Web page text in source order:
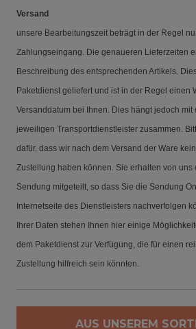
Versand
unsere Bearbeitungszeit beträgt in der Regel
Zahlungseingang. Die genaueren Lieferzeiten
Beschreibung des entsprechenden Artikels.
Paketdienst geliefert und ist in der Regel einen
Versanddatum bei Ihnen. Dies hängt jedoch
jeweiligen Transportdienstleister zusammen.
dafür, dass wir nach dem Versand der Ware
Zustellung haben können. Sie erhalten von uns
Sendung mitgeteilt, so dass Sie die Sendung
Internetseite des Dienstleisters nachverfolgen
Ihrer Daten stehen Ihnen hier einige
dem Paketdienst zur Verfügung, die für einen
Zustellung hilfreich sein könnten.
AUS UNSEREM